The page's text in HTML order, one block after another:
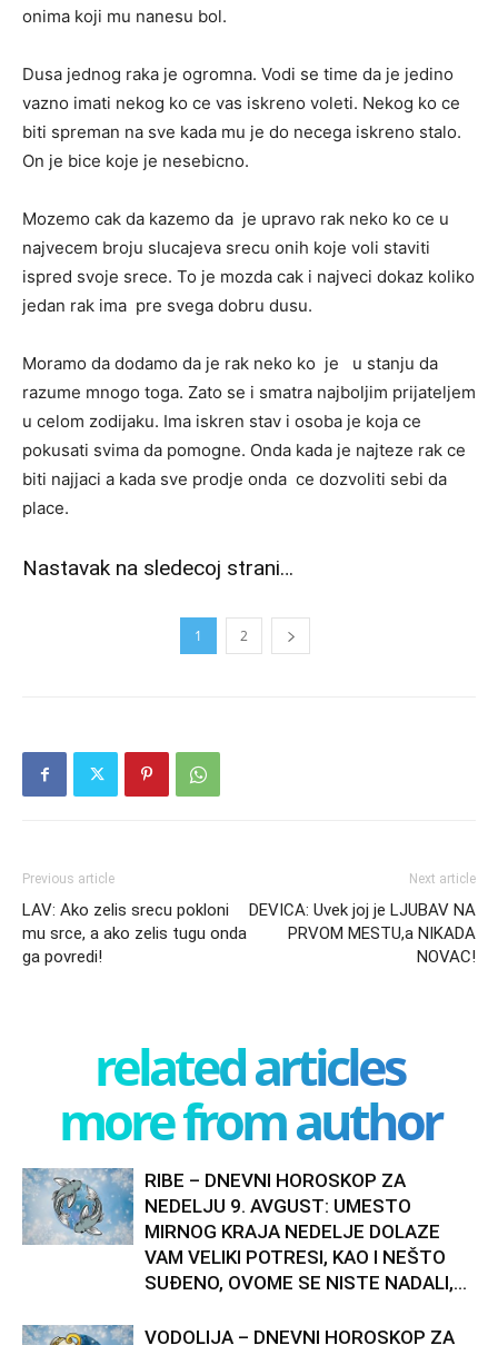
onima koji mu nanesu bol.
Dusa jednog raka je ogromna. Vodi se time da je jedino
vazno imati nekog ko ce vas iskreno voleti. Nekog ko ce
biti spreman na sve kada mu je do necega iskreno stalo.
On je bice koje je nesebicno.
Mozemo cak da kazemo da je upravo rak neko ko ce u
najvecem broju slucajeva srecu onih koje voli staviti
ispred svoje srece. To je mozda cak i najveci dokaz koliko
jedan rak ima pre svega dobru dusu.
Moramo da dodamo da je rak neko ko je u stanju da
razume mnogo toga. Zato se i smatra najboljim prijateljem
u celom zodijaku. Ima iskren stav i osoba je koja ce
pokusati svima da pomogne. Onda kada je najteze rak ce
biti najjaci a kada sve prodje onda ce dozvoliti sebi da
place.
Nastavak na sledecoj strani…
1 2
Previous article
LAV: Ako zelis srecu pokloni
mu srce, a ako zelis tugu onda
ga povredi!
Next article
DEVICA: Uvek joj je LJUBAV NA
PRVOM MESTU,a NIKADA
NOVAC!
related articles
more from author
RIBE – DNEVNI HOROSKOP ZA
NEDELJU 9. AVGUST: UMESTO
MIRNOG KRAJA NEDELJE DOLAZE
VAM VELIKI POTRESI, KAO I NEŠTO
SUĐENO, OVOME SE NISTE NADALI,...
VODOLIJA – DNEVNI HOROSKOP ZA